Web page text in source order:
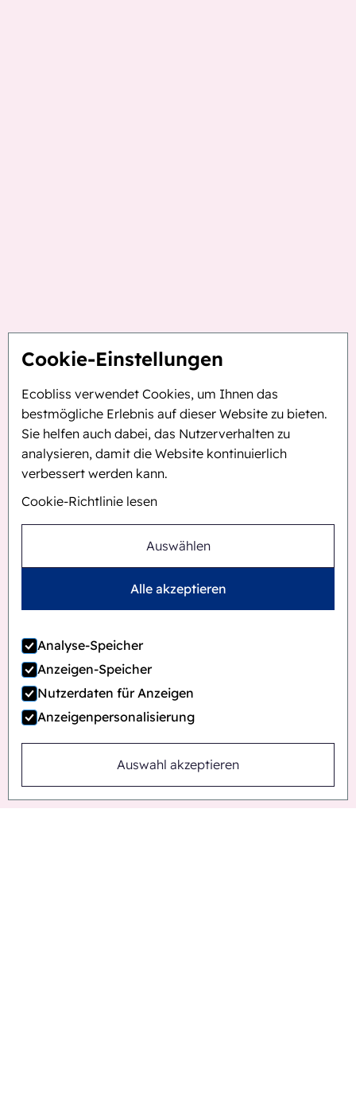
Cookie-Einstellungen
Ecobliss verwendet Cookies, um Ihnen das
bestmögliche Erlebnis auf dieser Website zu bieten.
Sie helfen auch dabei, das Nutzerverhalten zu
analysieren, damit die Website kontinuierlich
verbessert werden kann.
Cookie-Richtlinie lesen
Auswählen
Alle akzeptieren
Analyse-Speicher
Anzeigen-Speicher
Nutzerdaten für Anzeigen
Anzeigenpersonalisierung
Auswahl akzeptieren